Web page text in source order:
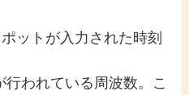
ットが入力された時刻
行われている周波数。こ